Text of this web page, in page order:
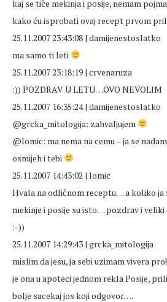
kaj se tiče mekinja i posije, nemam
kako ću isprobati ovaj recept prvom
25.11.2007 23:43:08 | damijenestoslatko
ma samo ti leti
25.11.2007 23:18:19 | crvenaruza
:)) POZDRAV U LETU…OVO NEVOLIM
25.11.2007 16:35:24 | damijenestoslatko
@grcka_mitologija: zahvaljujem
@lomic: ma nema na cemu – ja se
osmijeh i tebi
25.11.2007 14:43:02 | lomic
Hvala na odličnom receptu… a koliko ja
mekinje i posije su isto… pozdrav i veliki
:-))
25.11.2007 14:29:43 | grcka_mitologija
mislim da jesu, ja sebi uzimam vivera
je ona u apoteci jednom rekla Posije,
bolje sacekaj jos koji odgovor….